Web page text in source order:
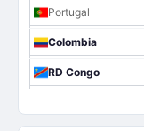
Portugal
Colombia
RD Congo